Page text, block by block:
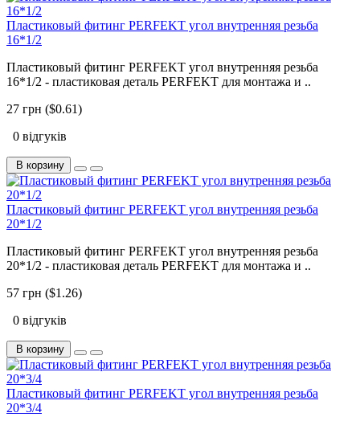
Пластиковый фитинг PERFEKT угол внутренняя резьба
16*1/2
Пластиковый фитинг PERFEKT угол внутренняя резьба
16*1/2 - пластиковая деталь PERFEKT для монтажа и ..
27 грн ($0.61)
0 відгуків
В корзину
Пластиковый фитинг PERFEKT угол внутренняя резьба
20*1/2
Пластиковый фитинг PERFEKT угол внутренняя резьба
20*1/2 - пластиковая деталь PERFEKT для монтажа и ..
57 грн ($1.26)
0 відгуків
В корзину
Пластиковый фитинг PERFEKT угол внутренняя резьба
20*3/4